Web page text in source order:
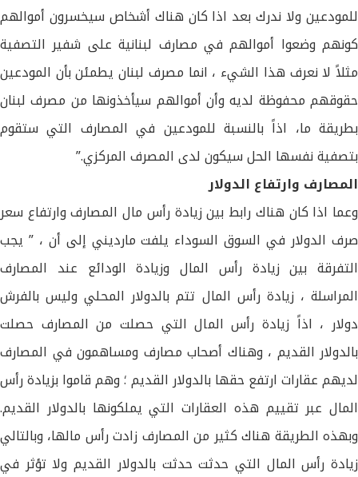
للمودعين ولا ندرك بعد اذا كان هناك أشخاص سيخسرون أموالهم
كونهم وضعوا أموالهم في مصارف لبنانية على شفير التصفية
مثلاً لا نعرف هذا الشيء ، انما مصرف لبنان يطمئن بأن المودعين
حقوقهم محفوظة لديه وأن أموالهم سيأخذونها من مصرف لبنان
بطريقة ما، اذاً بالنسبة للمودعين في المصارف التي ستقوم
بتصفية نفسها الحل سيكون لدى المصرف المركزي.”
المصارف وارتفاع الدولار
وعما اذا كان هناك رابط بين زيادة رأس مال المصارف وارتفاع سعر
صرف الدولار في السوق السوداء يلفت مارديني إلى أن ، ” يجب
التفرقة بين زيادة رأس المال وزيادة الودائع عند المصارف
المراسلة ، زيادة رأس المال تتم بالدولار المحلي وليس بالفرش
دولار ، اذاً زيادة رأس المال التي حصلت من المصارف حصلت
بالدولار القديم ، وهناك أصحاب مصارف ومساهمون في المصارف
لديهم عقارات ارتفع حقها بالدولار القديم ؛ وهم قاموا بزيادة رأس
المال عبر تقييم هذه العقارات التي يملكونها بالدولار القديم.
وبهذه الطريقة هناك كثير من المصارف زادت رأس مالها، وبالتالي
زيادة رأس المال التي حدثت حدثت بالدولار القديم ولا تؤثر في